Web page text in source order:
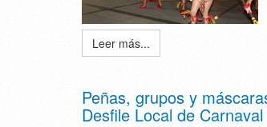
Leer más...
Peñas, grupos y
Desfile Local de Carnaval